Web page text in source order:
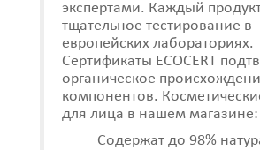
экспертами. Каждый
тщательное тестирование в
европейских лабораториях.
Сертификаты ECOCERT
органическое
компонентов.
для лица в нашем магазине:
Содержат до 98%